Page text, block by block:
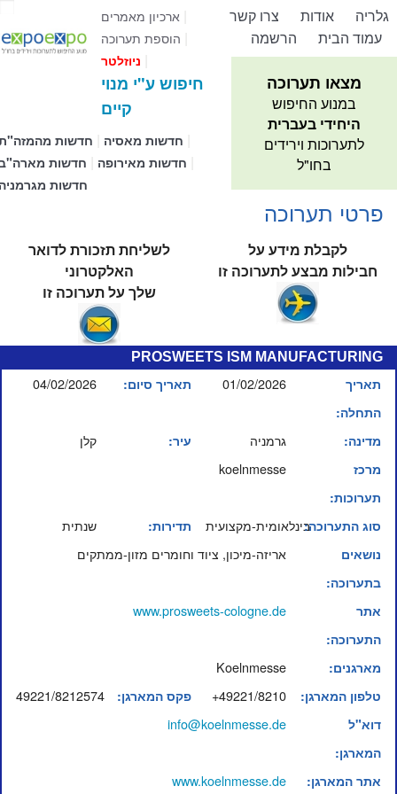
ארכיון מאמרים|
הוספת תערוכה
ניוזלטר
חיפוש ע"י מנוי
קיים
חדשות חדשות מאסיה
חדשות חדשות מאירופה
חדשות
צרו קשר אודות
גלריה
הרשמה
עמוד הבית
מצאו תערוכה
במנוע החיפוש
היחידי בעברית
לתערוכות וירידים
בחו"ל
פרטי תערוכה
לשליחת תזכורת לדואר
האלקטרוני
שלך על תערוכה זו
לקבלת מידע על
חבילות מבצע לתערוכה זו
PROSWEETS ISM MANUFACTURING
04/02/2026 תאריך סיום: 01/02/2026
תאריך
התחלה:
קלן עיר: גרמניה מדינה:
koelnmesse
מרכז
תערוכות:
שנתית תדירות: בינלאומית-מקצועיתסוג התערוכה:
אריזה-מיכון, ציוד וחומרים מזון-ממתקים
נושאים
בתערוכה:
www.prosweets-cologne.de
אתר
התערוכה:
Koelnmesse מארגנים:
49221/8212574 פקס המארגן: +49221/8210 טלפון המארגן:
info@koelnmesse.de
דוא"ל
המארגן:
www.koelnmesse.de אתר המארגן: